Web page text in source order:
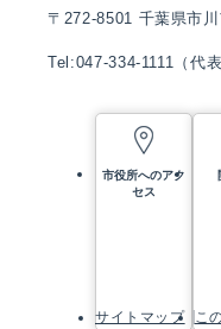
〒272-8501 千葉県市
Tel:047-334-1111（代表
市役所へのアク
セス
サイトマップ こ